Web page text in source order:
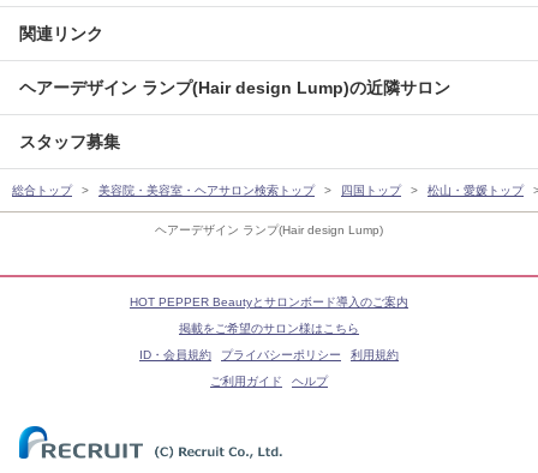
ヘアーデザイン ランプ(Hair design Lump)
関連リンク
ヘアーデザイン ランプ(Hair design Lump)の近隣サロン
スタッフ募集
総合トップ 美容院・美容室・ヘアサロン検索トップ 四国トップ 松山・愛媛トップ
HOT PEPPER Beautyとサロンボード導入のご案内
掲載をご希望のサロン様はこちら
ID・会員規約
プライバシーポリシー
利用規約
ご利用ガイド
ヘルプ